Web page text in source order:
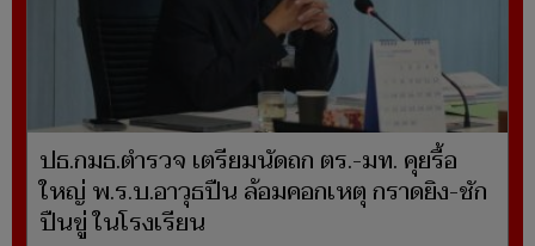
ปธ.กมธ.ตำรวจ เตรียมนัดถก ตร.-มท. คุยรื้อ
ใหญ่ พ.ร.บ.อาวุธปืน ล้อมคอกเหตุ กราดยิง-ชัก
ปืนขู่ ในโรงเรียน